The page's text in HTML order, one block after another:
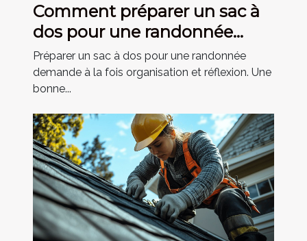
Comment préparer un sac à
dos pour une randonnée
réussie ?
Préparer un sac à dos pour une randonnée
demande à la fois organisation et réflexion. Une
bonne...